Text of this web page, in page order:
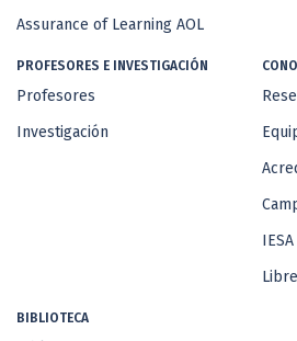
Assurance of Learning AOL
PROFESORES E INVESTIGACIÓN
Profesores
Investigación
BIBLIOTECA